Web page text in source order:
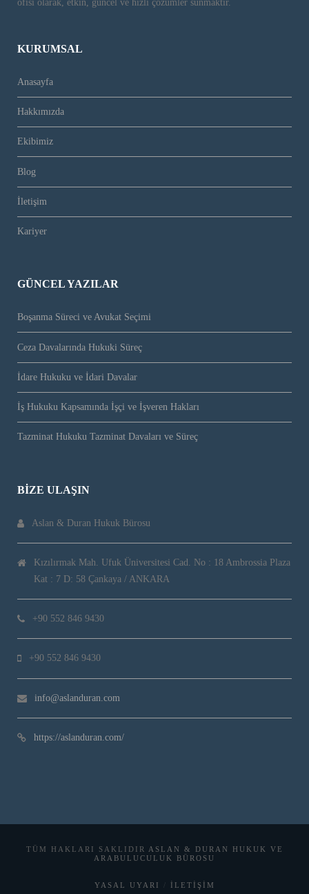
ofisi olarak, etkin, güncel ve hızlı çözümler sunmaktır.
KURUMSAL
Anasayfa
Hakkımızda
Ekibimiz
Blog
İletişim
Kariyer
GÜNCEL YAZILAR
Boşanma Süreci ve Avukat Seçimi
Ceza Davalarında Hukuki Süreç
İdare Hukuku ve İdari Davalar
İş Hukuku Kapsamında İşçi ve İşveren Hakları
Tazminat Hukuku Tazminat Davaları ve Süreç
BIZE ULAŞIN
Aslan & Duran Hukuk Bürosu
Kızılırmak Mah. Ufuk Üniversitesi Cad. No : 18 Ambrossia Plaza
Kat : 7 D: 58 Çankaya / ANKARA
+90 552 846 9430
+90 552 846 9430
info@aslanduran.com
https://aslanduran.com/
TÜM HAKLARI SAKLIDIR
ASLAN & DURAN HUKUK VE
ARABULUCULUK BÜROSU
YASAL UYARI İLETIŞIM